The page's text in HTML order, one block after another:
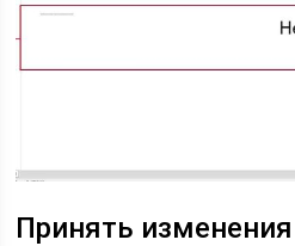
Принять изменения